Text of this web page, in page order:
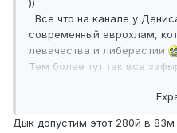
))
Все что на канале у
современный еврохлам,
левачества и либерастии
Тем более тут так все
на них ездили ФРГшники, а
Дык допустим этот 280й в